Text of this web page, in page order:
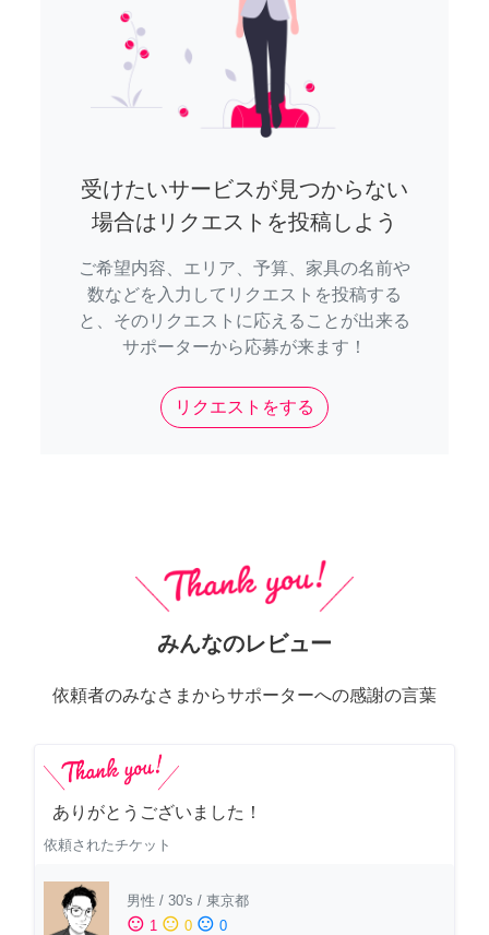
受けたいサービスが見つからない
場合はリクエストを投稿しよう
ご希望内容、エリア、予算、家具の名前や
数などを入力してリクエストを投稿する
と、そのリクエストに応えることが出来る
サポーターから応募が来ます！
リクエストをする
みんなのレビュー
依頼者のみなさまからサポーターへの感謝の言葉
ありがとうございました！
依頼されたチケット
男性 / 30's / 東京都
sentiment_satisfied 1 sentiment_neutral 0 sentiment_dissatisfied 0